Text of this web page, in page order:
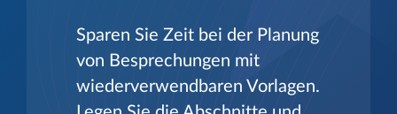
Sparen Sie Zeit bei der Planung
von Besprechungen mit
wiederverwendbaren Vorlagen.